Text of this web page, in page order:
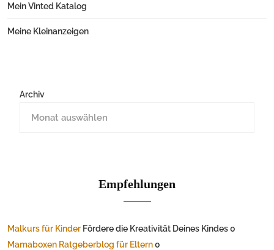
Mein Vinted Katalog
Meine Kleinanzeigen
Archiv
Empfehlungen
Malkurs für Kinder Fördere die Kreativität Deines Kindes 0
Mamaboxen Ratgeberblog für Eltern0